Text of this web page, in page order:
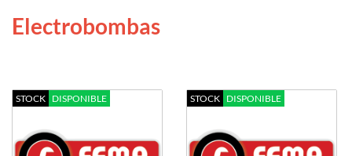
Electrobombas
STOCK DISPONIBLE STOCK DISPONIBLE